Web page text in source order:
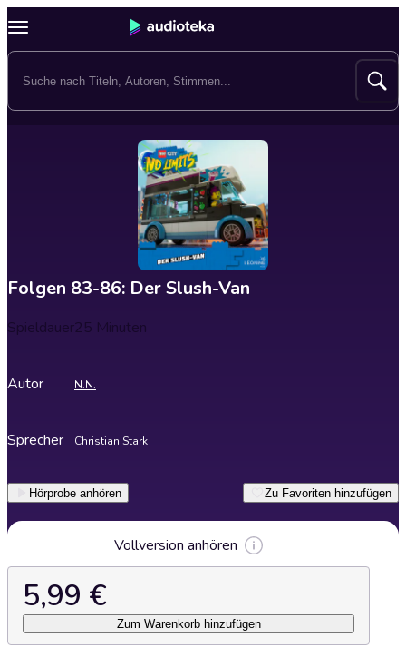
Folgen 83-86: Der Slush-Van
Spieldauer25 Minuten
Autor N.N.
Sprecher Christian Stark
Hörprobe anhören Zu Favoriten hinzufügen
Vollversion anhören
5,99 €
Zum Warenkorb hinzufügen